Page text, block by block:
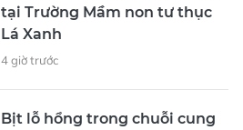
tại Trường Mầm non tư thục
Lá Xanh
4 giờ trước
Bịt lỗ hổng trong chuỗi cung